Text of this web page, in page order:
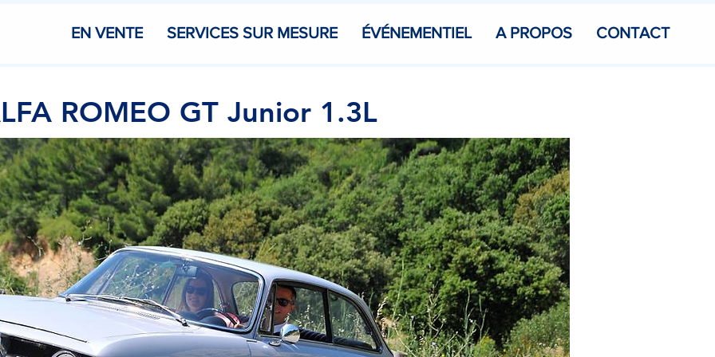
EN VENTE SERVICES SUR MESURE ÉVÉNEMENTIEL A PROPOS CONTACT
ROMEO GT Junior 1.3L